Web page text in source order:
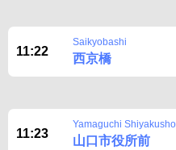
11:22
Saikyobashi
西京橋
11:23
Yamaguchi
山口市役所前